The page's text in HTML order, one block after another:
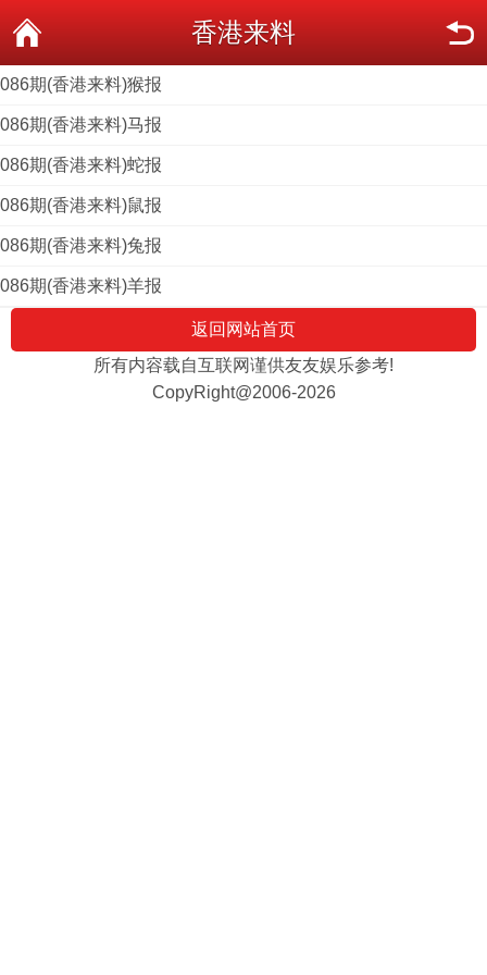
香港来料
086期(香港来料)猴报
086期(香港来料)马报
086期(香港来料)蛇报
086期(香港来料)鼠报
086期(香港来料)兔报
086期(香港来料)羊报
返回网站首页
所有内容载自互联网谨供友友娱乐参考!
CopyRight@2006-2026